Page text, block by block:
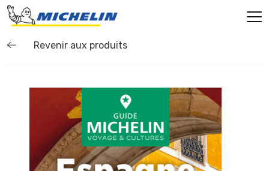
Revenir aux produits